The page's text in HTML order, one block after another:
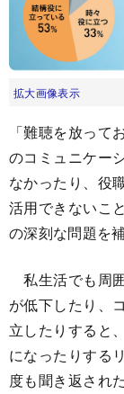
拡大画像表示
「難聴を放っ
のコミュニケー
なかったり、役
活用できないこ
の深刻な問題を
私生活でも周
が低下したり、
立したりすると
になったりする
度も聞き返され